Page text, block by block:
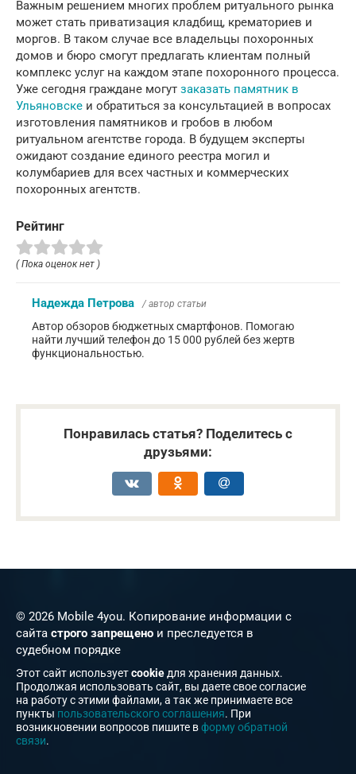
Важным решением многих проблем ритуального рынка
может стать приватизация кладбищ, крематориев и
моргов. В таком случае все владельцы похоронных
домов и бюро смогут предлагать клиентам полный
комплекс услуг на каждом этапе похоронного процесса.
Уже сегодня граждане могут заказать памятник в
Ульяновске и обратиться за консультацией в вопросах
изготовления памятников и гробов в любом
ритуальном агентстве города. В будущем эксперты
ожидают создание единого реестра могил и
колумбариев для всех частных и коммерческих
похоронных агентств.
Рейтинг
( Пока оценок нет )
Надежда Петрова / автор статьи
Автор обзоров бюджетных смартфонов. Помогаю
найти лучший телефон до 15 000 рублей без жертв
функциональностью.
Понравилась статья? Поделитесь с
друзьями:
© 2026 Mobile 4you. Копирование информации с
сайта строго запрещено и преследуется в
судебном порядке
Этот сайт используетcookie для хранения данных.
Продолжая использовать сайт, вы даете свое согласие
на работу с этими файлами, а так же принимаете все
пункты пользовательского соглашения. При
возникновении вопросов пишите вформу обратной
связи.